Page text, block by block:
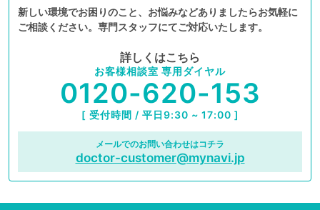
新しい環境でお困りのこと、お悩みなどありましたらお気軽に
ご相談ください。専門スタッフにてご対応いたします。
詳しくはこちら
お客様相談室 専用ダイヤル
0120-620-153
[ 受付時間 / 平日9:30 ~ 17:00 ]
メールでのお問い合わせはコチラ
doctor-customer@mynavi.jp